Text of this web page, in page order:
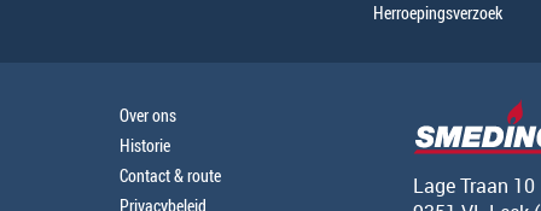
Herroepingsverzoek
Over ons
Historie
Contact & route
Privacybeleid
Lage Traan 10